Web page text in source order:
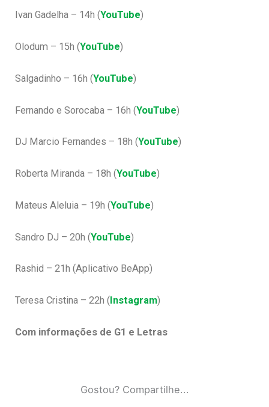
Ivan Gadelha – 14h (YouTube)
Olodum – 15h (YouTube)
Salgadinho – 16h (YouTube)
Fernando e Sorocaba – 16h (YouTube)
DJ Marcio Fernandes – 18h (YouTube)
Roberta Miranda – 18h (YouTube)
Mateus Aleluia – 19h (YouTube)
Sandro DJ – 20h (YouTube)
Rashid – 21h (Aplicativo BeApp)
Teresa Cristina – 22h (Instagram)
Com informações de G1 e Letras
Gostou? Compartilhe...